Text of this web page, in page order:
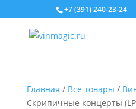
+7 (391) 240-23-24
Главная / Все товары /
Скрипичные концерты